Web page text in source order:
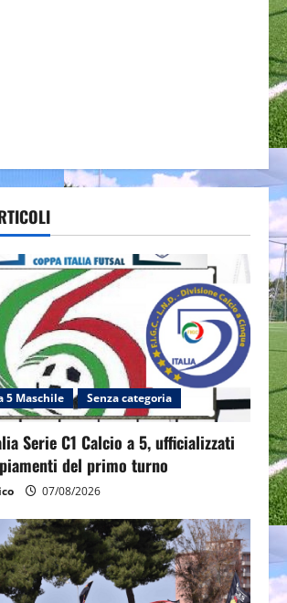
5 Maschile Senza categoria
Serie C1 Calcio a 5, ufficializzati
del primo turno
07/08/2026